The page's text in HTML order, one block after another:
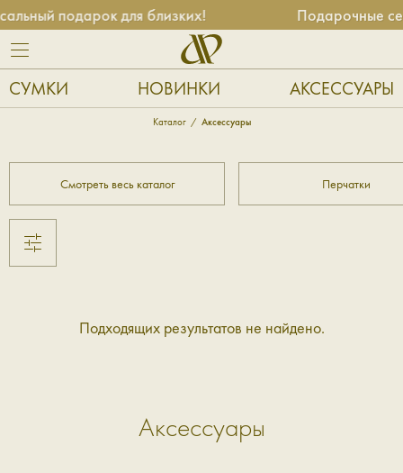
подарок для близких! Подарочные
СУМКИ НОВИНКИ АКСЕССУАРЫ
Каталог Аксессуары
Смотреть весь каталог Перчатки
Подходящих результатов не найдено.
Аксессуары